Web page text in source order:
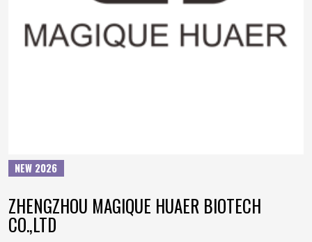
NEW 2026
ZHENGZHOU MAGIQUE HUAER BIOTECH
CO.,LTD